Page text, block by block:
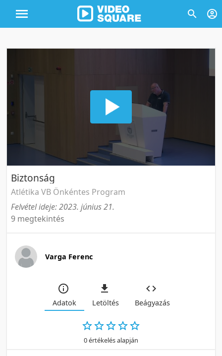
Biztonság
Atlétika VB Önkéntes Program
Felvétel ideje: 2023. június 21.
9 megtekintés
Varga Ferenc
Adatok Letöltés Beágyazás
0 értékelés alapján